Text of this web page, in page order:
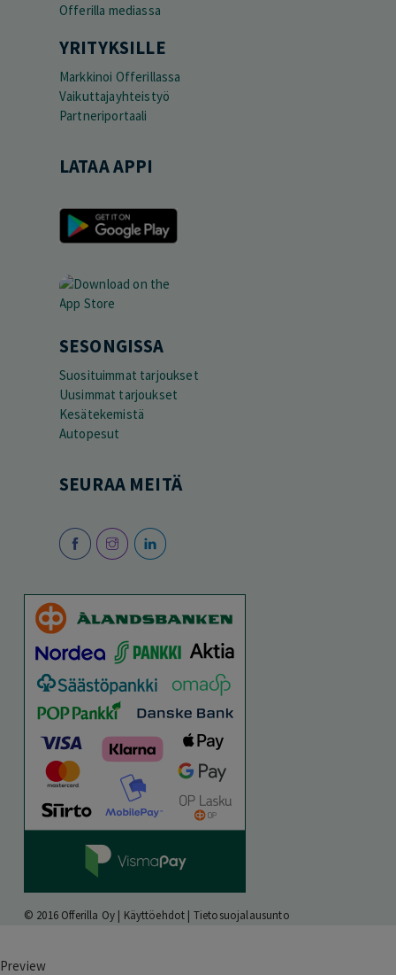
Offerilla mediassa
YRITYKSILLE
Markkinoi Offerillassa
Vaikuttajayhteistyö
Partneriportaali
LATAA APPI
SESONGISSA
Suosituimmat tarjoukset
Uusimmat tarjoukset
Kesätekemistä
Autopesut
SEURAA MEITÄ
© 2016 Offerilla Oy | Käyttöehdot | Tietosuojalausunto
Preview